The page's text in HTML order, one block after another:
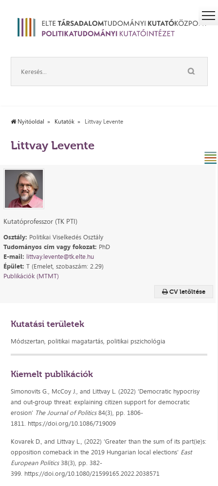
Nyitóoldal Kutatók Littvay Levente
Littvay Levente
CV letöltése
Kutatóprofesszor (TK PTI)
Osztály: Politikai Viselkedés Osztály
Tudományos cím vagy fokozat: PhD
E-mail: littvay.levente@tk.elte.hu
Épület: T (Emelet, szobaszám: 2.29)
Publikációk (MTMT)
Kutatási területek
Módszertan, politikai magatartás, politikai pszichológia
Kiemelt publikációk
Simonovits G., McCoy J., and Littvay L. (2022) ‘Democratic hypocrisy
and out-group threat: explaining citizen support for democratic
erosion’ The Journal of Politics84(3), pp. 1806-
1811. https://doi.org/10.1086/719009
Kovarek D., and Littvay L., (2022) ‘Greater than the sum of its part(ie)s:
opposition comeback in the 2019 Hungarian local elections’ East
European Politics38(3), pp. 382-
399. https://doi.org/10.1080/21599165.2022.2038571